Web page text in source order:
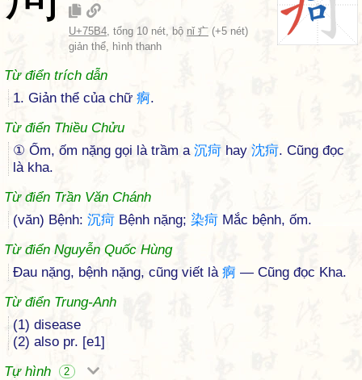
U+75B4, tổng 10 nét, bộ nǐ 疒 (+5 nét)
giản thể, hình thanh
Từ điển trích dẫn
1. Giản thể của chữ 痾.
Từ điển Thiều Chửu
① Ốm, ốm nặng gọi là trầm a 沉疴 hay 沈疴. Cũng đọc
là kha.
Từ điển Trần Văn Chánh
(văn) Bệnh: 沉疴 Bệnh nặng; 染疴 Mắc bệnh, ốm.
Từ điển Nguyễn Quốc Hùng
Đau nặng, bệnh nặng, cũng viết là 痾 — Cũng đọc Kha.
Từ điển Trung-Anh
(1) disease
(2) also pr. [e1]
Tự hình
2